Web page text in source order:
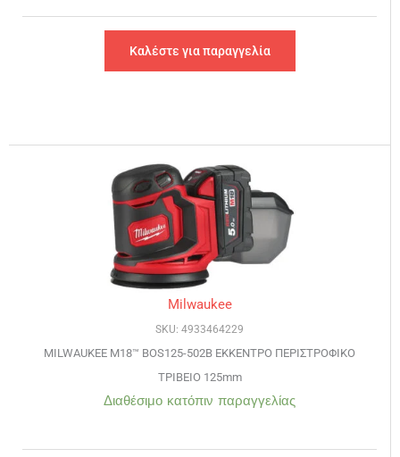
Καλέστε για παραγγελία
Milwaukee
SKU: 4933464229
MILWAUKEE M18™ BOS125-502B ΕΚΚΕΝΤΡΟ ΠΕΡΙΣΤΡΟΦΙΚΟ
ΤΡΙΒΕΙΟ 125mm
Διαθέσιμο κατόπιν παραγγελίας